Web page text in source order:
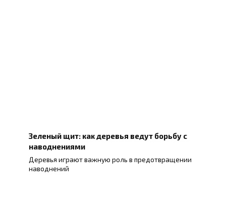
Зеленый щит: как деревья ведут борьбу с
наводнениями
Деревья играют важную роль в предотвращении
наводнений